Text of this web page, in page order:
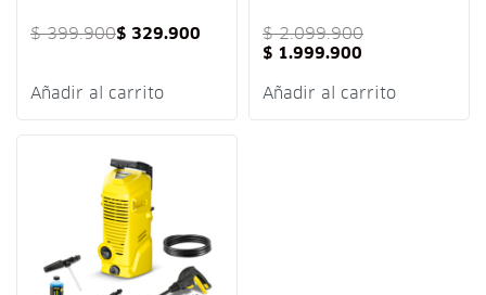
$399.900$ 329.900
Añadir al carrito
$2.099.900
$ 1.999.900
Añadir al carrito